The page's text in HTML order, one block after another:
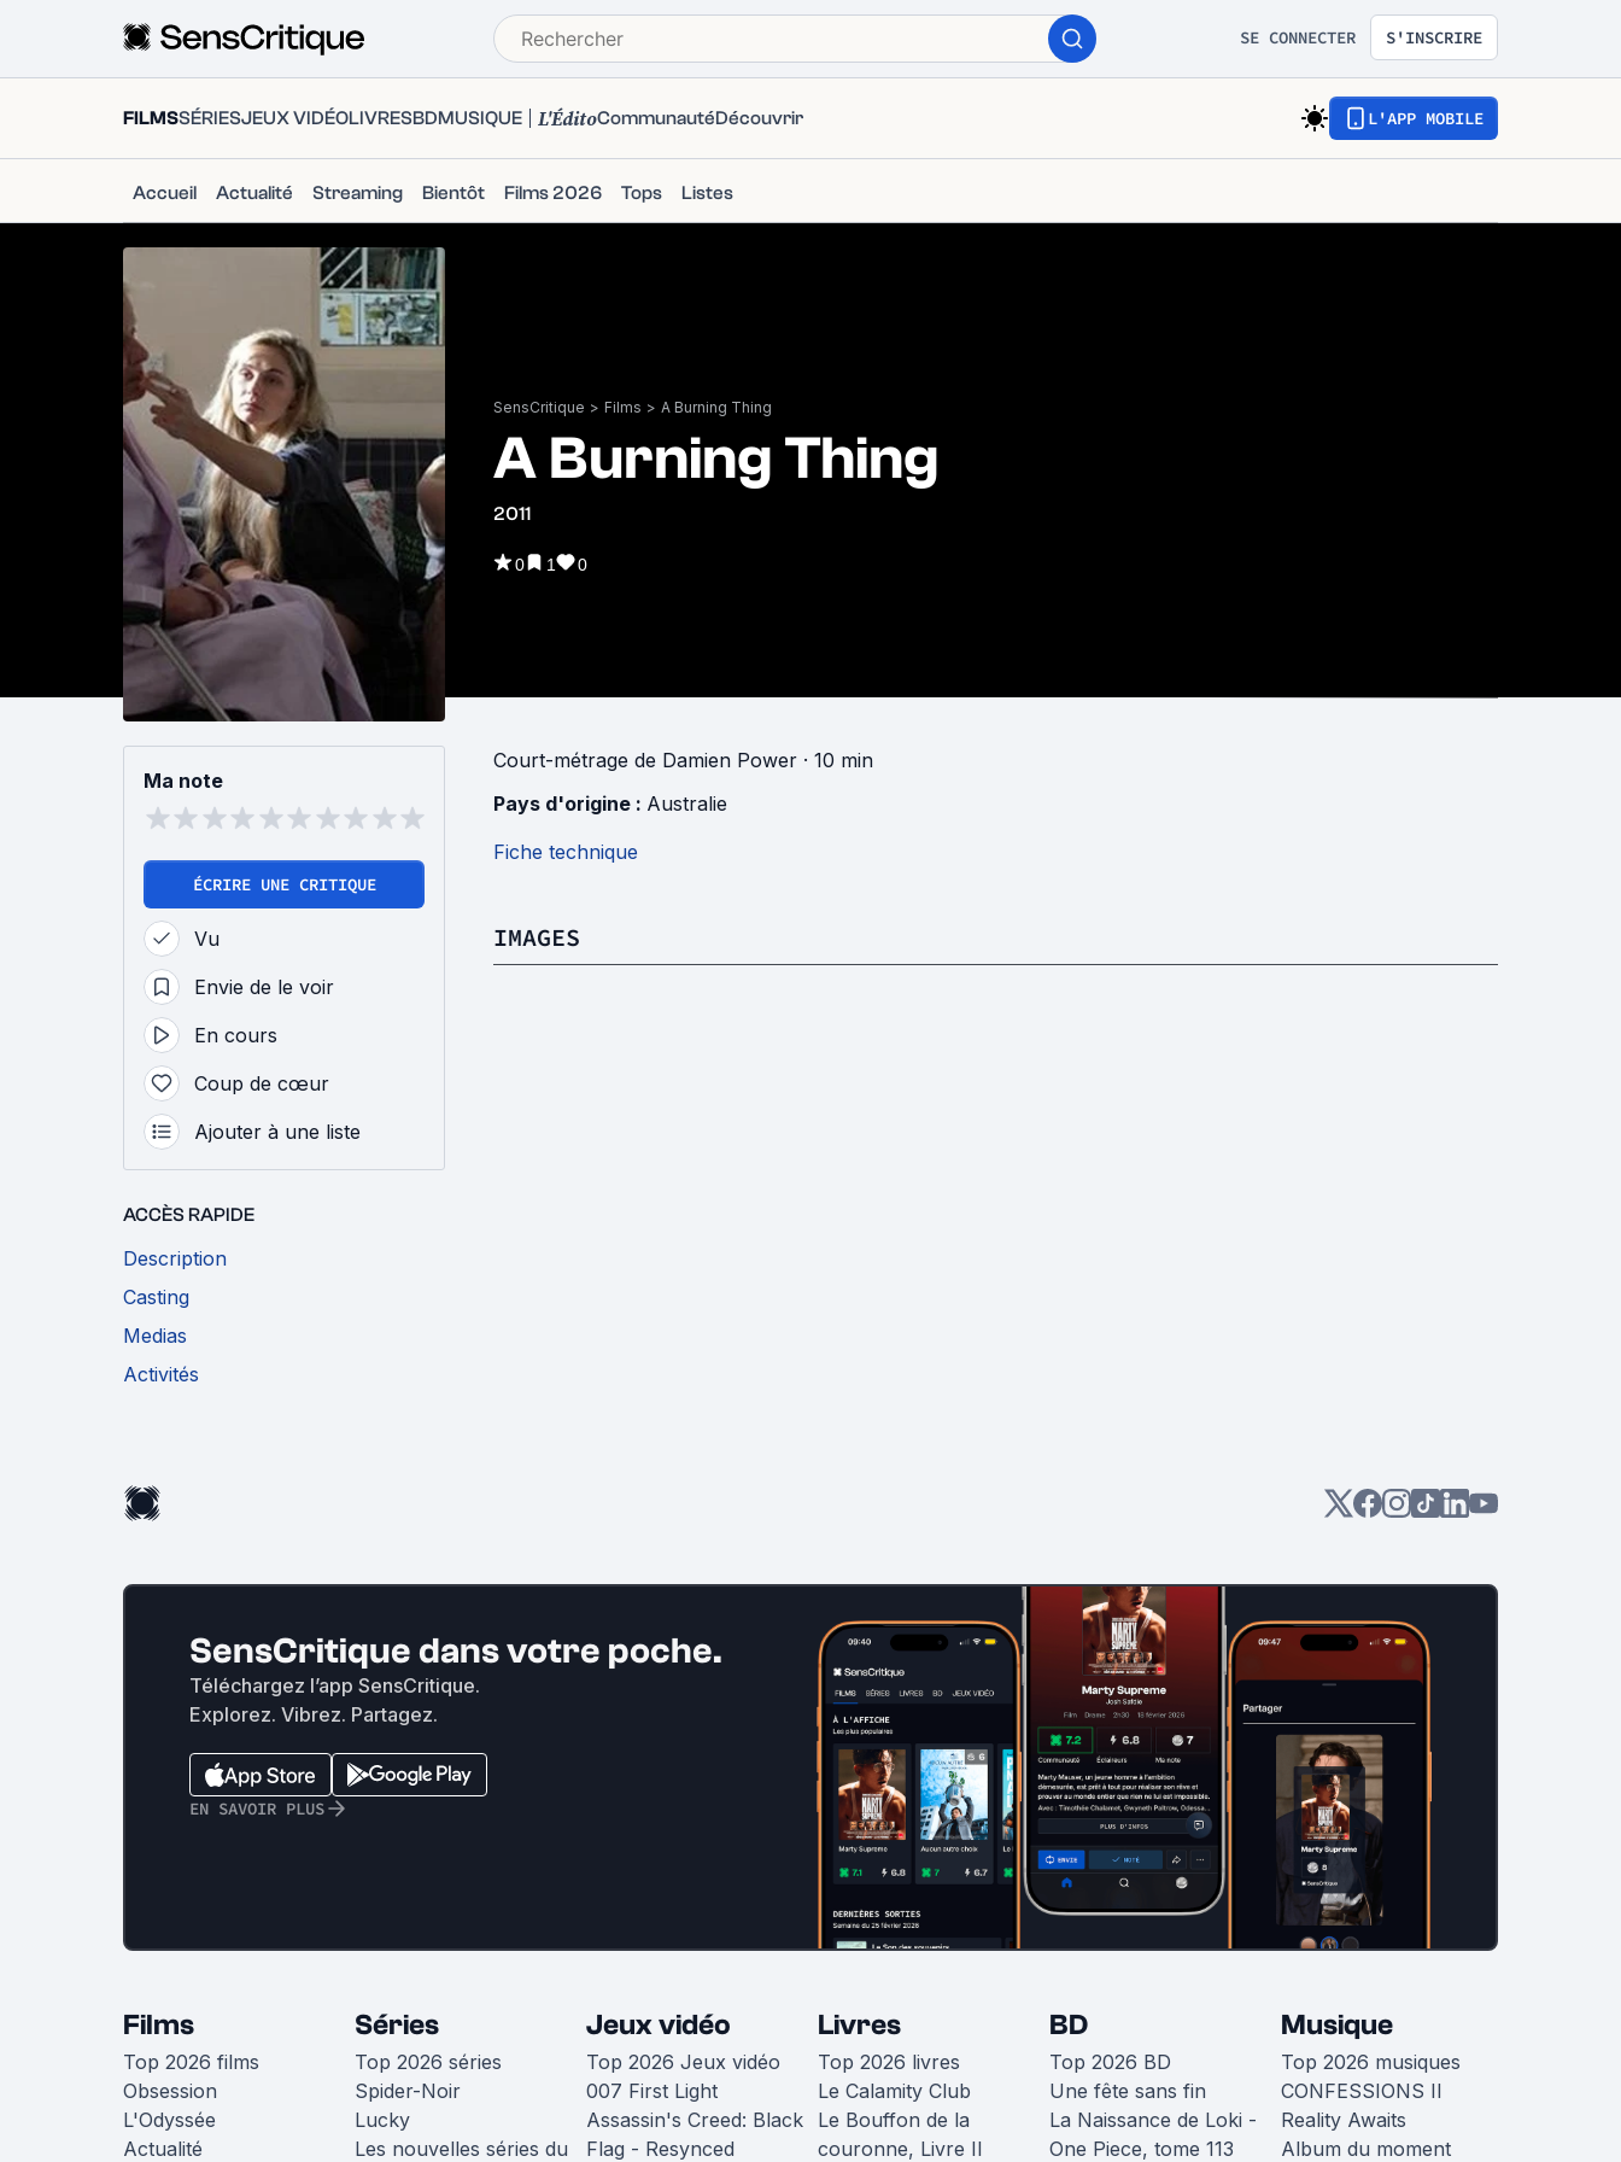
SE CONNECTER S'INSCRIRE
FILMSSÉRIESJEUX VIDÉOLIVRESBDMUSIQUE L'ÉditoCommunautéDécouvrir L'APP MOBILE
Accueil Actualité Streaming Bientôt Films 2026 Tops Listes
SensCritique > Films > A Burning Thing
A Burning Thing
2011
0 1 0
Ma note
ÉCRIRE UNE CRITIQUE
Vu
Envie de le voir
En cours
Coup de cœur
Ajouter à une liste
ACCÈS RAPIDE
Description
Casting
Medias
Activités
Court-métrage de Damien Power · 10 min
Pays d'origine : Australie
Fiche technique
IMAGES
SensCritique dans votre poche.
Téléchargez l’app SensCritique.
Explorez. Vibrez. Partagez.
EN SAVOIR PLUS
Films
Top 2026 films
Obsession
L'Odyssée
Actualité
Séries
Top 2026 séries
Spider-Noir
Lucky
Les nouvelles séries du
Jeux vidéo
Top 2026 Jeux vidéo
007 First Light
Assassin's Creed: Black
Flag - Resynced
Livres
Top 2026 livres
Le Calamity Club
Le Bouffon de la
couronne, Livre II
BD
Top 2026 BD
Une fête sans fin
La Naissance de Loki -
One Piece, tome 113
Musique
Top 2026 musiques
CONFESSIONS II
Reality Awaits
Album du moment